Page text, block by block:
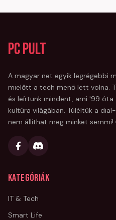
PC Pult
A magyar net egyik legrégebbi
mielőtt a tech menő lett volna.
és leírtunk mindent, ami '99 óta
kultúra világában. Túléltük a
nem állíthat meg minket semmi!
Kategóriák
IT & Tech
Smart Life